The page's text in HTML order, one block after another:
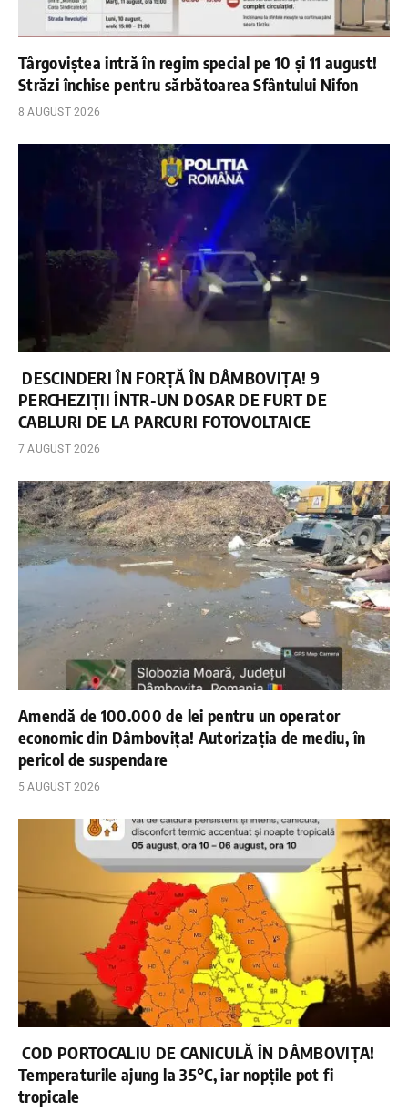
Târgoviștea intră în regim special pe 10 și 11 august!
Străzi închise pentru sărbătoarea Sfântului Nifon
8 AUGUST 2026
DESCINDERI ÎN FORȚĂ ÎN DÂMBOVIȚA! 9
PERCHEZIȚII ÎNTR-UN DOSAR DE FURT DE
CABLURI DE LA PARCURI FOTOVOLTAICE
7 AUGUST 2026
Amendă de 100.000 de lei pentru un operator
economic din Dâmbovița! Autorizația de mediu, în
pericol de suspendare
5 AUGUST 2026
COD PORTOCALIU DE CANICULĂ ÎN DÂMBOVIȚA!
Temperaturile ajung la 35°C, iar nopțile pot fi
tropicale